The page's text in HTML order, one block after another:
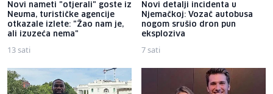
Novi nameti "otjerali" goste iz
Neuma, turističke agencije
otkazale izlete: "Žao nam je,
ali izuzeća nema"
13 sati
Novi detalji incidenta u
Njemačkoj: Vozač autobusa
nogom srušio dron pun
eksploziva
7 sati